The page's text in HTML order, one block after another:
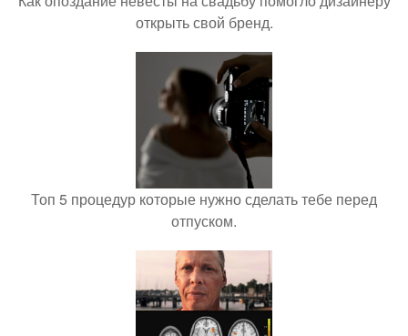
открыть свой бренд.
Топ 5 процедур которые нужно сделать тебе перед
отпуском.